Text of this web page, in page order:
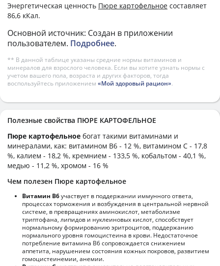
Энергетическая ценность Пюре картофельное составляет
86,6 кКал.
Основной источник: Создан в приложении
пользователем. Подробнее.
** В данной таблице указаны средние нормы витаминов и
минералов для взрослого человека. Если вы хотите узнать нормы с
учетом вашего пола, возраста и других факторов, тогда
воспользуйтесь приложением «Мой здоровый рацион».
Полезные свойства ПЮРЕ КАРТОФЕЛЬНОЕ
Пюре картофельное богат такими витаминами и
минералами, как: витамином B6 - 12 %, витамином C - 17,8
%, калием - 18,2 %, кремнием - 133,5 %, кобальтом - 40,1 %,
медью - 11,2 %, хромом - 16 %
Чем полезен Пюре картофельное
Витамин В6участвует в поддержании иммунного ответа,
процессах торможения и возбуждения в центральной нервной
системе, в превращениях аминокислот, метаболизме
триптофана, липидов и нуклеиновых кислот, способствует
нормальному формированию эритроцитов, поддержанию
нормального уровня гомоцистеина в крови. Недостаточное
потребление витамина В6 сопровождается снижением
аппетита, нарушением состояния кожных покровов, развитием
гомоцистеинемии, анемии.